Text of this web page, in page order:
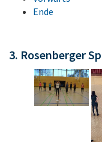
Ende
3. Rosenberger